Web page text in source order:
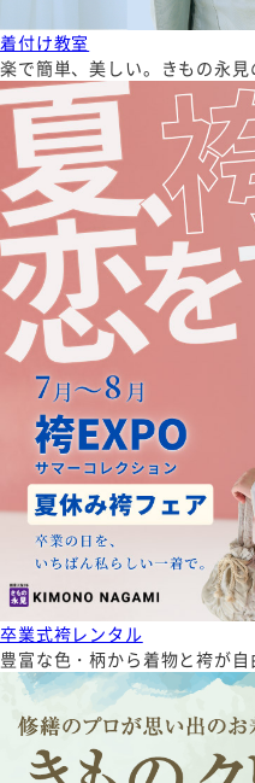
着付け教室
楽で簡単、美しい。きもの永見
卒業式袴レンタル
豊富な色・柄から着物と袴が